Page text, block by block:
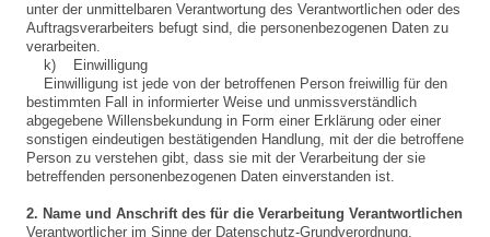
unter der unmittelbaren Verantwortung des Verantwortlichen oder des
Auftragsverarbeiters befugt sind, die personenbezogenen Daten zu
verarbeiten.
k) Einwilligung
Einwilligung ist jede von der betroffenen Person freiwillig für den
bestimmten Fall in informierter Weise und unmissverständlich
abgegebene Willensbekundung in Form einer Erklärung oder einer
sonstigen eindeutigen bestätigenden Handlung, mit der die betroffene
Person zu verstehen gibt, dass sie mit der Verarbeitung der sie
betreffenden personenbezogenen Daten einverstanden ist.
2. Name und Anschrift des für die Verarbeitung Verantwortlichen
Verantwortlicher im Sinne der Datenschutz-Grundverordnung,